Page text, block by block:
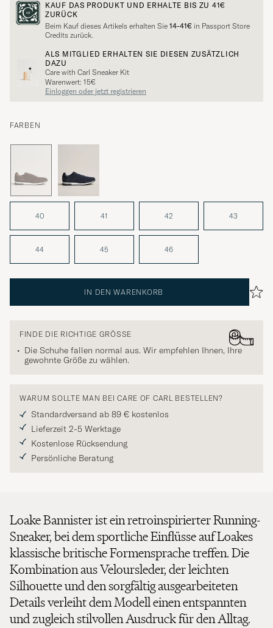
KAUF DAS PRODUKT UND ERHALTE BIS ZU 41€
ZURÜCK
Beim Kauf dieses Artikels erhalten Sie 14-41€ in Passport Store
Credits zurück.
ALS MITGLIED ERHALTEN SIE DIESEN ZUSÄTZLICH
DAZU
Care with Carl Sneaker Kit
Warenwert: 15€
Einloggen oder jetzt registrieren
FARBEN
40 41 42 43
44 45 46
IN DEN WARENKORB
FINDE DIE RICHTIGE GRÖSSE
Die Schuhe fallen normal aus. Wir empfehlen Ihnen, Ihre
gewohnte Größe zu wählen.
WARUM SOLLTE MAN BEI CARE OF CARL BESTELLEN?
Standardversand ab 89 € kostenlos
Lieferzeit 2-5 Werktage
Kostenlose Rücksendung
Persönliche Beratung
Loake Bannister ist ein retroinspirierter Running-
Sneaker, bei dem sportliche Einflüsse auf Loakes
klassische britische Formensprache treffen. Die
Kombination aus Veloursleder, der leichten
Silhouette und den sorgfältig ausgearbeiteten
Details verleiht dem Modell einen entspannten
und zugleich stilvollen Ausdruck für den Alltag.